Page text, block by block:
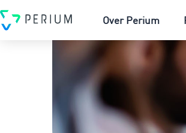
Over Perium